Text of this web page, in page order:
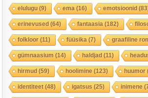
elulugu(9) ema (16) emotsioonid
erinevused(64) fantaasia (182)
folkloor(11) füüsika (7) graafiline
gümnaasium (14) haldjad(11)
hirmud(59) hoolimine (123) huumor
identiteet(48) igatsus (25) inimene